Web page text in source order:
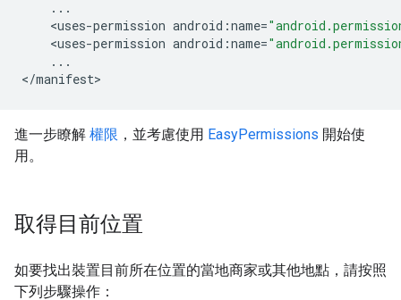
...
<uses-permission android :name=
<uses-permission android :name=
...
</manifest>
進一步瞭解 權限 ，並考慮使用 EasyPermissions 開始使
用。
取得目前位置
如要找出裝置目前所在位置的當地商家或其他地點，請按照
下列步驟操作：